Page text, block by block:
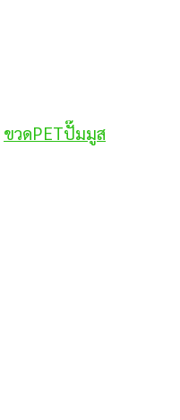
ขวดPETปั๊มมูส